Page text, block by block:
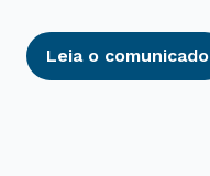
Leia o comunicado